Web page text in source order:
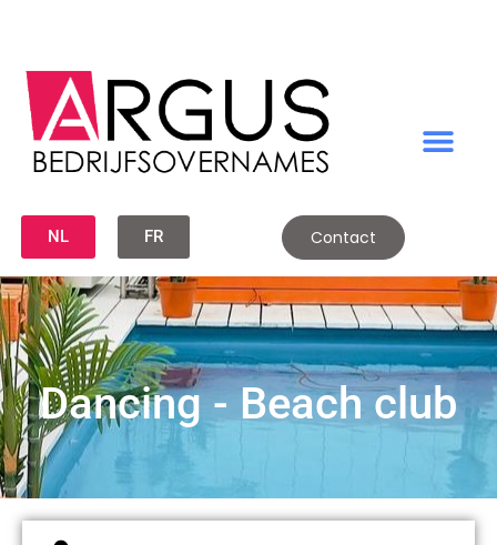
NL FR Contact
Dancing - Beach club